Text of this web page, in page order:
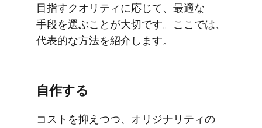
目指すクオリティに​応じて、​最適な​
手段を​選ぶことが​大切です。​ここでは、​
代表的な​方​法を​紹介します。
自作する
コストを​抑えつつ、​オリジナリティの​